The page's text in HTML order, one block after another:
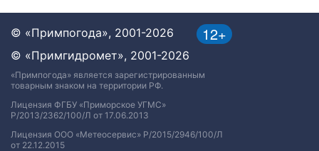
12+
© «Примпогода», 2001-2026
© «Примгидромет», 2001-2026
«Примпогода» является зарегистрированным
товарным знаком на территории РФ.
Лицензия ФГБУ «Приморское УГМС»
Р/2013/2362/100/Л от 17.06.2013
Лицензия ООО «Метеосервис» Р/2015/2946/100/Л
от 22.12.2015